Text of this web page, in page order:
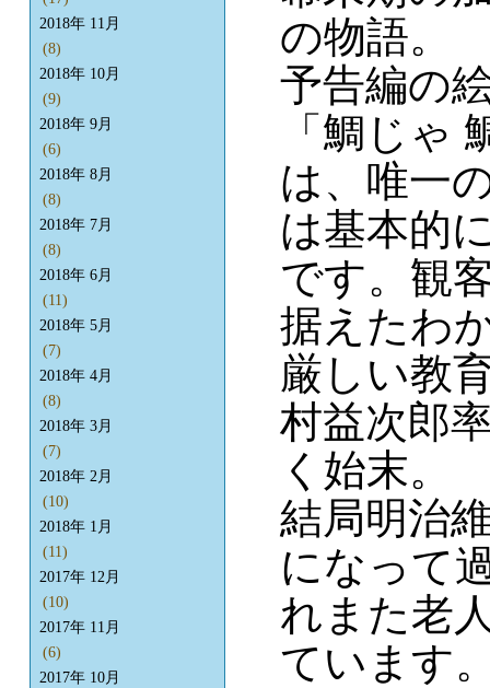
の物語。
予告編の
「鯛じゃ
は、唯一
は基本的
です。観
据えたわ
厳しい教
村益次郎
く始末。
結局明治
になって
れまた老
ています
2018年 11月
(8)
2018年 10月
(9)
2018年 9月
(6)
2018年 8月
(8)
2018年 7月
(8)
2018年 6月
(11)
2018年 5月
(7)
2018年 4月
(8)
2018年 3月
(7)
2018年 2月
(10)
2018年 1月
(11)
2017年 12月
(10)
2017年 11月
(6)
2017年 10月